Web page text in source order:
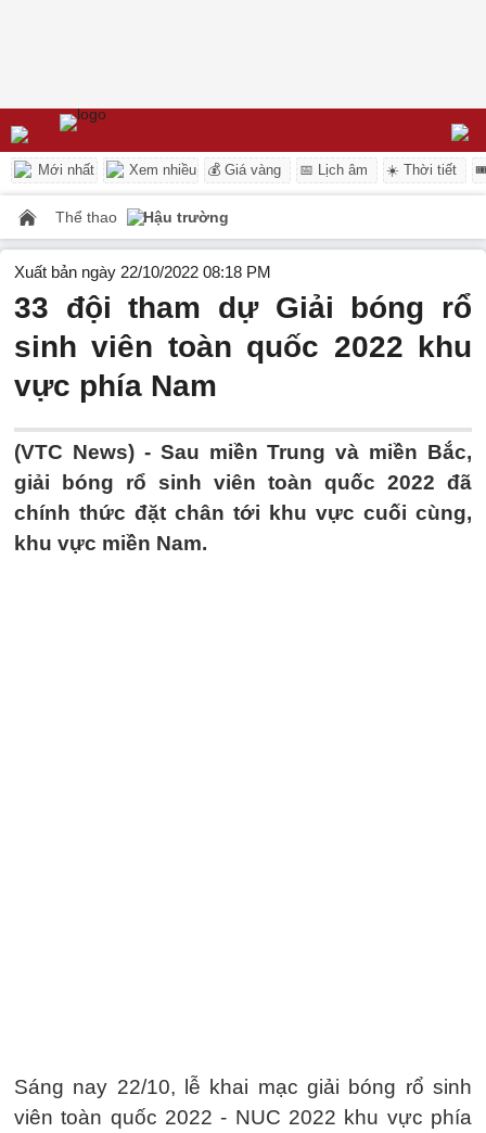
Mới nhất Xem nhiều 💰 Giá vàng 📅 Lịch âm ☀️ Thời tiết
Thể thao Hậu trường
Xuất bản ngày 22/10/2022 08:18 PM
33 đội tham dự Giải bóng rổ
sinh viên toàn quốc 2022 khu
vực phía Nam
(VTC News) - Sau miền Trung và miền Bắc,
giải bóng rổ sinh viên toàn quốc 2022 đã
chính thức đặt chân tới khu vực cuối cùng,
khu vực miền Nam.
Sáng nay 22/10, lễ khai mạc giải bóng rổ sinh
viên toàn quốc 2022 - NUC 2022 khu vực phía